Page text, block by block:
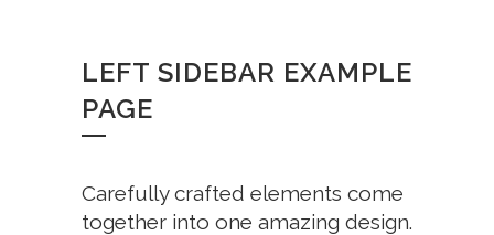
LEFT SIDEBAR EXAMPLE
PAGE
Carefully crafted elements come
together into one amazing design.